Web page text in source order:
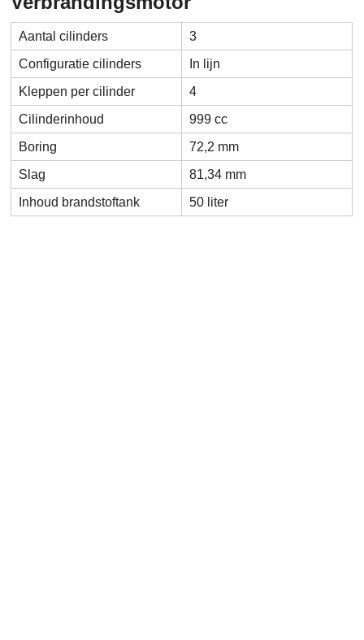
Aantal cilinders
3
Configuratie cilinders
In lijn
Kleppen per cilinder
4
Cilinderinhoud
999 cc
Boring
72,2 mm
Slag
81,34 mm
Inhoud brandstoftank
50 liter